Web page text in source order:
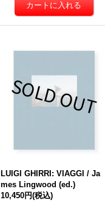
LUIGI GHIRRI: VIAGGI / Ja
mes Lingwood (ed.)
10,450円(税込)